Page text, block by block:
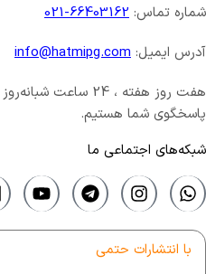
شماره تماس: 66403162-021
آدرس ایمیل: info@hatmipg.com
هفت روز هفته ، 24
پاسخگوی شما هستیم.
شبکه‌های اجتماعی ما
با انتشارات حتمی